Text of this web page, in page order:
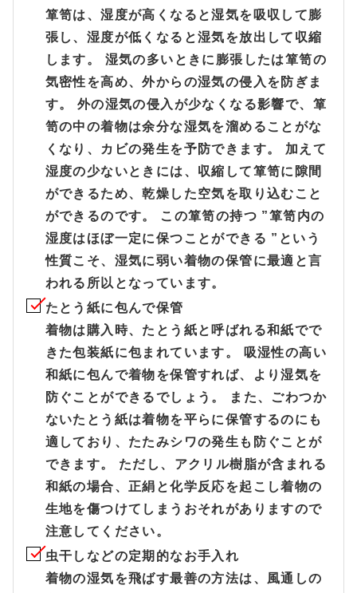
箪笥は、湿度が高くなると湿気を吸収して膨
張し、湿度が低くなると湿気を放出して収縮
します。 湿気の多いときに膨張したは箪笥の
気密性を高め、外からの湿気の侵入を防ぎま
す。 外の湿気の侵入が少なくなる影響で、箪
笥の中の着物は余分な湿気を溜めることがな
くなり、カビの発生を予防できます。 加えて
湿度の少ないときには、収縮して箪笥に隙間
ができるため、乾燥した空気を取り込むこと
ができるのです。 この箪笥の持つ ”箪笥内の
湿度はほぼ一定に保つことができる ”という
性質こそ、湿気に弱い着物の保管に最適と言
われる所以となっています。
たとう紙に包んで保管
着物は購入時、たとう紙と呼ばれる和紙でで
きた包装紙に包まれています。 吸湿性の高い
和紙に包んで着物を保管すれば、より湿気を
防ぐことができるでしょう。 また、ごわつか
ないたとう紙は着物を平らに保管するのにも
適しており、たたみシワの発生も防ぐことが
できます。 ただし、アクリル樹脂が含まれる
和紙の場合、正絹と化学反応を起こし着物の
生地を傷つけてしまうおそれがありますので
注意してください。
虫干しなどの定期的なお手入れ
着物の湿気を飛ばす最善の方法は、風通しの